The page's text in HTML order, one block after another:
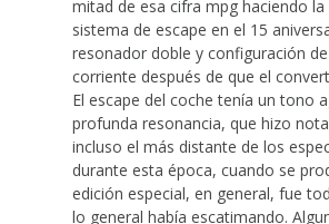
mitad de esa cifra mpg haciendo
sistema de escape en el 15
resonador doble y configuración
corriente después de que el
El escape del coche tenía un tono
profunda resonancia, que hizo
incluso el más distante de los
durante esta época, cuando se
edición especial, en general, fue
lo general había escatimando.